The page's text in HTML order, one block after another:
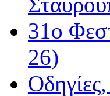
31ο
26)